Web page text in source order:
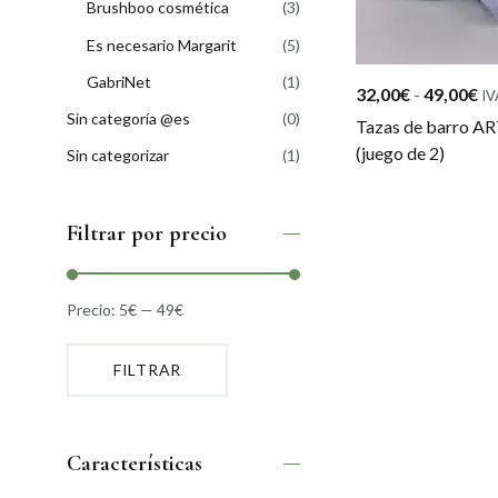
32,00€ - 49,00€
de
Tazas de barro
(juego de 2)
Brushboo cosmética
(3)
Es necesario Margarit
(5)
GabriNet
(1)
Sin categoría @es
(0)
Sin categorizar
(1)
Filtrar por precio
FILTRAR
Precio: 5€ — 49€
Características